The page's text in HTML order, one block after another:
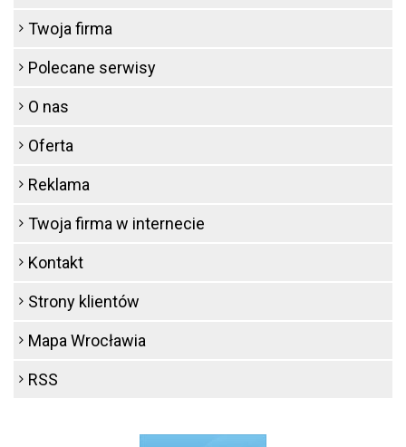
Twoja firma
Polecane serwisy
O nas
Oferta
Reklama
Twoja firma w internecie
Kontakt
Strony klientów
Mapa Wrocławia
RSS